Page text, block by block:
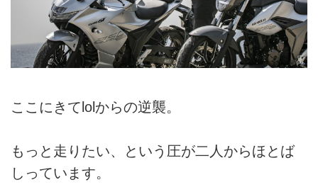
ここにきてlolからの逆襲。
もっと走りたい、という圧が二人からほとば
しっています。